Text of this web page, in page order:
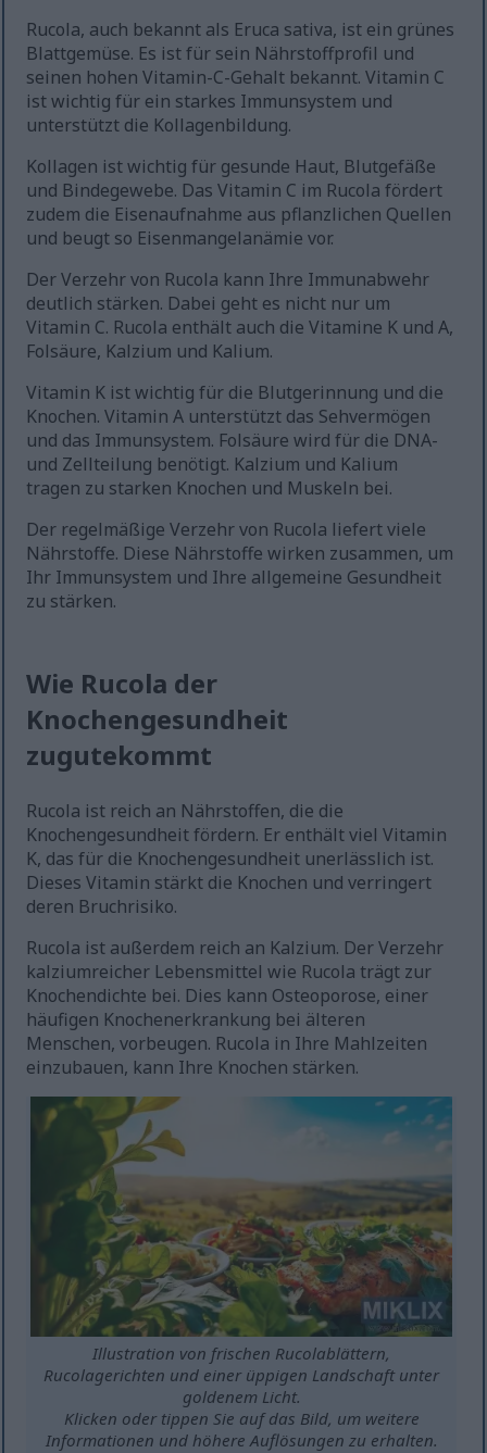
Rucola, auch bekannt als Eruca sativa, ist ein grünes
Blattgemüse. Es ist für sein Nährstoffprofil und
seinen hohen Vitamin-C-Gehalt bekannt. Vitamin C
ist wichtig für ein starkes Immunsystem und
unterstützt die Kollagenbildung.
Kollagen ist wichtig für gesunde Haut, Blutgefäße
und Bindegewebe. Das Vitamin C im Rucola fördert
zudem die Eisenaufnahme aus pflanzlichen Quellen
und beugt so Eisenmangelanämie vor.
Der Verzehr von Rucola kann Ihre Immunabwehr
deutlich stärken. Dabei geht es nicht nur um
Vitamin C. Rucola enthält auch die Vitamine K und A,
Folsäure, Kalzium und Kalium.
Vitamin K ist wichtig für die Blutgerinnung und die
Knochen. Vitamin A unterstützt das Sehvermögen
und das Immunsystem. Folsäure wird für die DNA-
und Zellteilung benötigt. Kalzium und Kalium
tragen zu starken Knochen und Muskeln bei.
Der regelmäßige Verzehr von Rucola liefert viele
Nährstoffe. Diese Nährstoffe wirken zusammen, um
Ihr Immunsystem und Ihre allgemeine Gesundheit
zu stärken.
Wie Rucola der
Knochengesundheit
zugutekommt
Rucola ist reich an Nährstoffen, die die
Knochengesundheit fördern. Er enthält viel Vitamin
K, das für die Knochengesundheit unerlässlich ist.
Dieses Vitamin stärkt die Knochen und verringert
deren Bruchrisiko.
Rucola ist außerdem reich an Kalzium. Der Verzehr
kalziumreicher Lebensmittel wie Rucola trägt zur
Knochendichte bei. Dies kann Osteoporose, einer
häufigen Knochenerkrankung bei älteren
Menschen, vorbeugen. Rucola in Ihre Mahlzeiten
einzubauen, kann Ihre Knochen stärken.
Illustration von frischen Rucolablättern,
Rucolagerichten und einer üppigen Landschaft unter
goldenem Licht.
Klicken oder tippen Sie auf das Bild, um weitere
Informationen und höhere Auflösungen zu erhalten.